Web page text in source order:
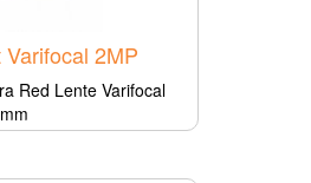
2MP
Red Lente Varifocal